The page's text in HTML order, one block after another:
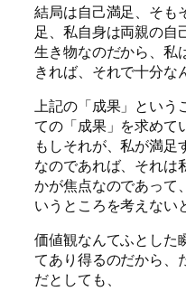
結局は自己満足、そも
足、私自身は両親の自
生き物なのだから、私
きれば、それで十分な
上記の「成果」という
ての「成果」を求めて
もしそれが、私が満足
なのであれば、それは
かが焦点なのであって
いうところを考えない
価値観なんてふとした
てあり得るのだから、
だとしても、